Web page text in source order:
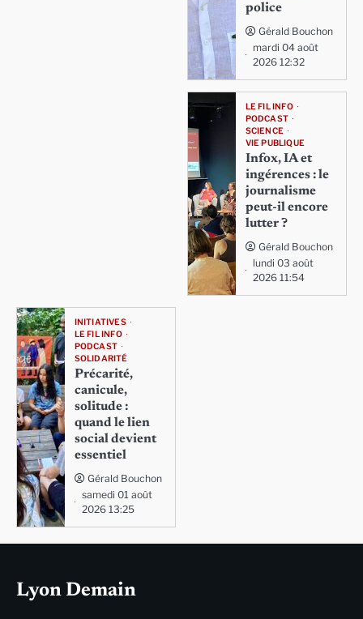
police
Gérald Bouchon
mardi 04 août
2026 12:32
LE FIL INFO
PODCAST
SCIENCE
VIE PUBLIQUE
Infox, IA et
ingérences : le
journalisme
peut-il encore
lutter ?
Gérald Bouchon
lundi 03 août
2026 11:54
INITIATIVES
LE FIL INFO
PODCAST
SOLIDARITÉ
Précarité,
canicule,
solitude :
quand le lien
social devient
essentiel
Gérald Bouchon
samedi 01 août
2026 13:25
Lyon Demain